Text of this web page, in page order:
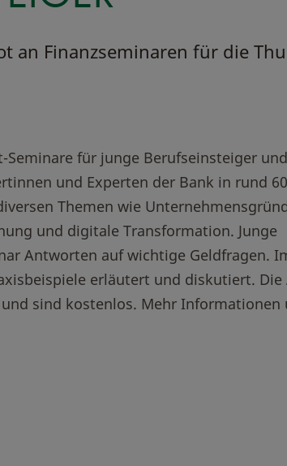
an Finanzseminaren für die
für junge Berufseinsteiger
und Experten der Bank in rund
Themen wie
und digitale Transformation. Junge
Antworten auf wichtige Geldfragen.
erläutert und diskutiert. Die
sind kostenlos. Mehr Informationen